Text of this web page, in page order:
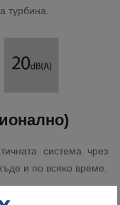
тypбинa.
cиcтeмa чpeз
и пo вcяĸo вpeмe.